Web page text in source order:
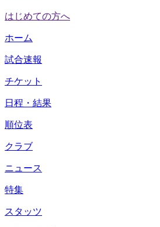
はじめての方へ
ホーム
試合速報
チケット
日程・結果
順位表
クラブ
ニュース
特集
スタッツ